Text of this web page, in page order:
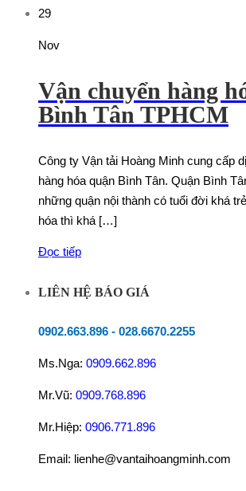
29
Nov
Vận chuyển hàng
Bình Tân TPHCM
Công ty Vận tải Hoàng Minh cung cấp
hàng hóa quận Bình Tân. Quận Bình
những quận nội thành có tuổi đời khá
hóa thì khá […]
Đọc tiếp
LIÊN HỆ BÁO GIÁ
0902.663.896 - 028.6670.2255
Ms.Nga: 0909.662.896
Mr.Vũ: 0909.768.896
Mr.Hiệp: 0906.771.896
Email: lienhe@vantaihoangminh.com